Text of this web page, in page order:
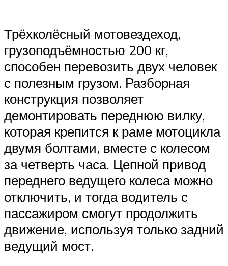
Трёхколёсный мотовездеход,
грузоподъёмностью 200 кг,
способен перевозить двух человек
с полезным грузом. Разборная
конструкция позволяет
демонтировать переднюю вилку,
которая крепится к раме мотоцикла
двумя болтами, вместе с колесом
за четверть часа. Цепной привод
переднего ведущего колеса можно
отключить, и тогда водитель с
пассажиром смогут продолжить
движение, используя только задний
ведущий мост.